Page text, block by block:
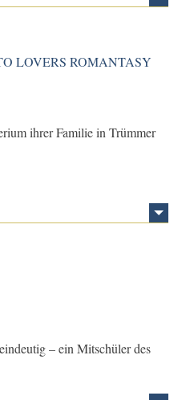
LOVERS ROMANTASY
ihrer Familie in Trümmer
– ein Mitschüler des